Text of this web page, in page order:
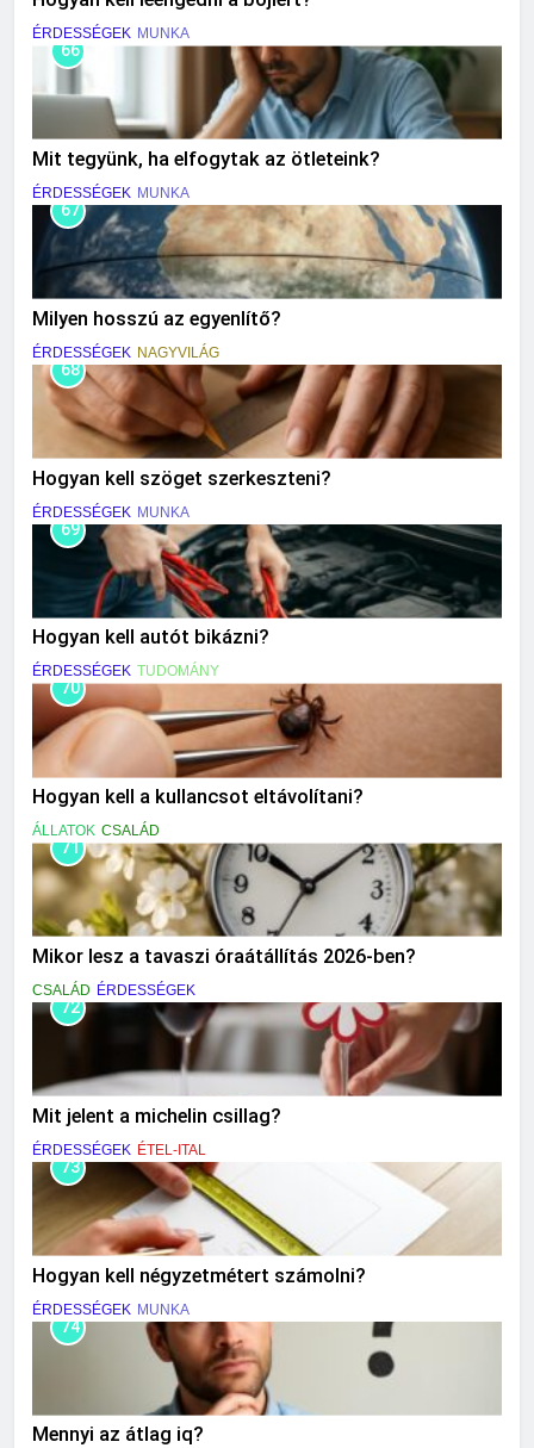
ÉRDESSÉGEK MUNKA
66
Mit tegyünk, ha elfogytak az ötleteink?
ÉRDESSÉGEK MUNKA
67
Milyen hosszú az egyenlítő?
ÉRDESSÉGEK NAGYVILÁG
68
Hogyan kell szöget szerkeszteni?
ÉRDESSÉGEK MUNKA
69
Hogyan kell autót bikázni?
ÉRDESSÉGEK TUDOMÁNY
70
Hogyan kell a kullancsot eltávolítani?
ÁLLATOK CSALÁD
71
Mikor lesz a tavaszi óraátállítás 2026-ben?
CSALÁD ÉRDESSÉGEK
72
Mit jelent a michelin csillag?
ÉRDESSÉGEK ÉTEL-ITAL
73
Hogyan kell négyzetmétert számolni?
ÉRDESSÉGEK MUNKA
74
Mennyi az átlag iq?